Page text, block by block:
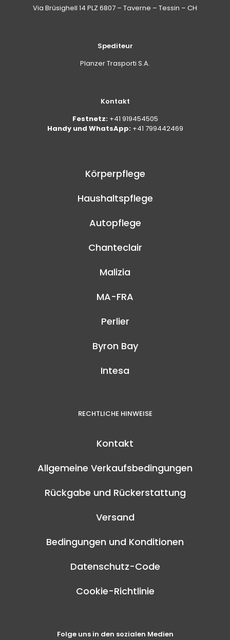
Via Brüsighell 14 PLZ 6807 – Taverne – Tessin – CH
Spediteur
Planzer Trasporti S.A.
Kontakt
Festnetz: +41 919454505
Handy und WhatsApp: +41 799442469
Körperpflege
Haushaltspflege
Autopflege
Chanteclair
Malizia
MA-FRA
Perlier
Byron Bay
Intesa
RECHTLICHE HINWEISE
Kontakt
Allgemeine Verkaufsbedingungen
Rückgabe und Rückerstattung
Versand
Bedingungen und Konditionen
Datenschutz-Code
Cookie-Richtlinie
Folge uns in den sozialen Medien